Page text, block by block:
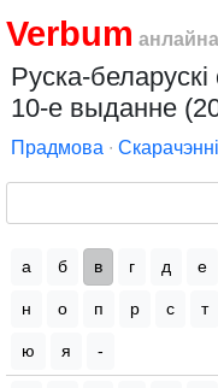
Verbum
Руска-
10-е выданне
Прадмова ∙ Скарачэнні
а б в г д е
н о п р с т
ю я -